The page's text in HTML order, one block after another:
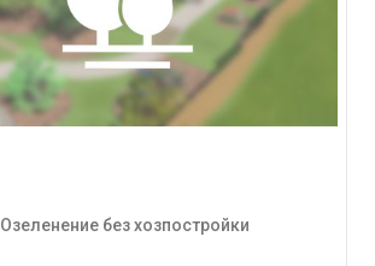
Озеленение без хозпостройки